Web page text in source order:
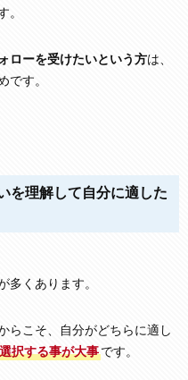
。
ローを受けたいという方は、
です。
を理解して自分に適した
多くあります。
らこそ、自分がどちらに適し
択する事が大事 です。